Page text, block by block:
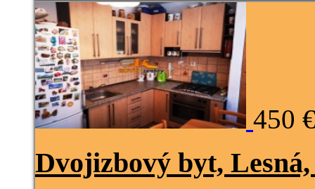
450
Dvojizbový byt,